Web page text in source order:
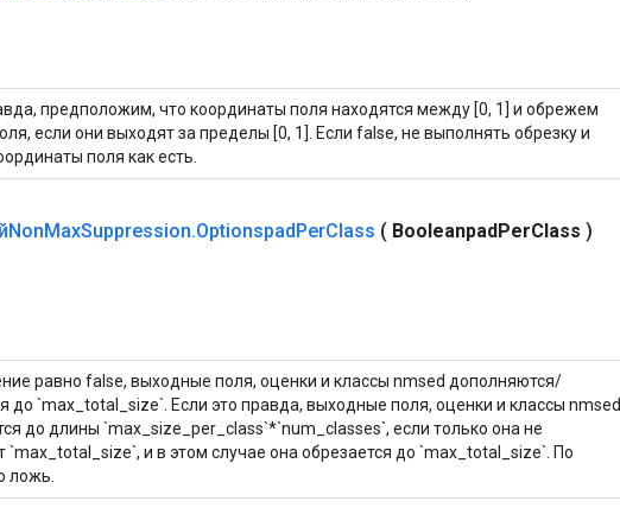
предположим, что координаты поля находятся между [0, 1] и обрежем
если они выходят за пределы [0, 1]. Если false, не выполнять обрезку и
поля как есть.
MaxSuppression.OptionspadPerClass ( BooleanpadPerClass )
равно false, выходные поля, оценки и классы nmsed дополняются/
до `max_total_size`. Если это правда, выходные поля, оценки и классы nmsed
до длины `max_size_per_class`*`num_classes`, если только она не
и в этом случае она обрезается до `max_total_size`. По
ложь.